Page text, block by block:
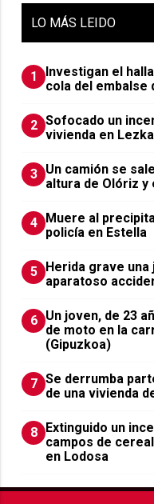
LO MÁS LEIDO
1
Investigan el
cola del embalse
2 Sofocado un
vivienda en
3 Un camión se
altura de Olóriz
4 Muere al
policía en Estella
5 Herida grave una
aparatoso
6 Un joven, de 23
de moto en la
(Gipuzkoa)
7 Se derrumba
de una vivienda
8 Extinguido un
campos de
en Lodosa